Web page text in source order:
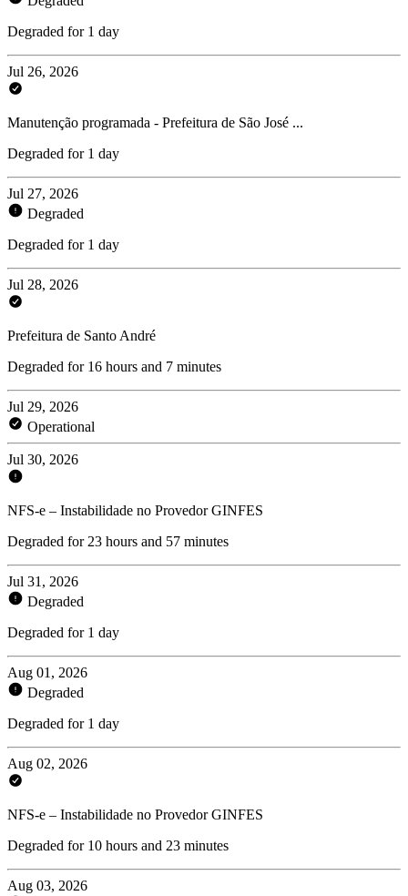
Degraded for 1 day
Jul 26, 2026
Manutenção programada - Prefeitura de São José ...
Degraded for 1 day
Jul 27, 2026
Degraded
Degraded for 1 day
Jul 28, 2026
Prefeitura de Santo André
Degraded for 16 hours and 7 minutes
Jul 29, 2026
Operational
Jul 30, 2026
NFS-e – Instabilidade no Provedor GINFES
Degraded for 23 hours and 57 minutes
Jul 31, 2026
Degraded
Degraded for 1 day
Aug 01, 2026
Degraded
Degraded for 1 day
Aug 02, 2026
NFS-e – Instabilidade no Provedor GINFES
Degraded for 10 hours and 23 minutes
Aug 03, 2026